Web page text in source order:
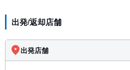
出発/返却店舗
出発店舗